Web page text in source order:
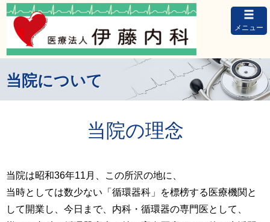
メニュー
当院について
当院の理念
当院は昭和36年11月、この所沢の地に、
当時としては数少ない「循環器科」を標榜する医療機関と
して開業し、今日まで、内科・循環器の専門医として、